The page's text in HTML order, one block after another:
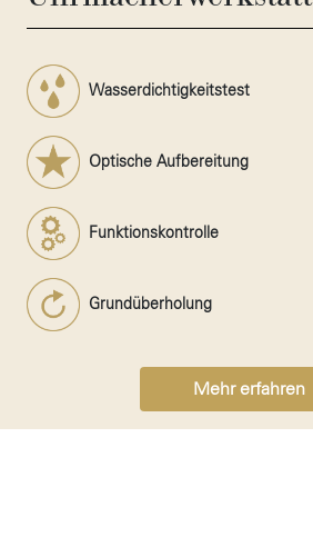
Wasserdichtigkeitstest
Optische Aufbereitung
Funktionskontrolle
Grundüberholung
Mehr erfahren